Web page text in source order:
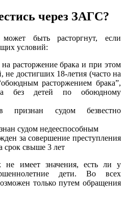
через ЗАГС?
быть расторгнут, если
условий:
расторжение брака и при этом
достигших 18-летия (часто на
расторжением брака”,
без детей по обоюдному
признан судом безвестно
судом недееспособным
за совершение преступления
свыше 3 лет
не имеет значения, есть ли у
дети. Во всех
только путем обращения